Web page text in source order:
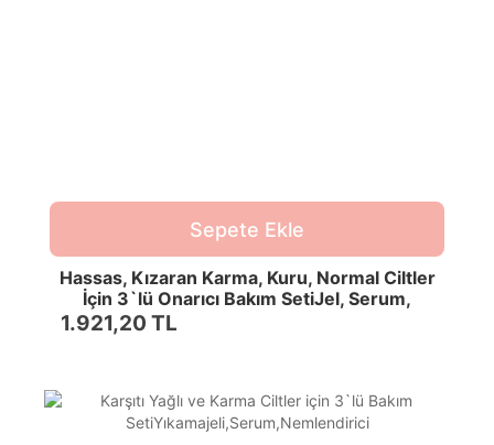
Sepete Ekle
Hassas, Kızaran Karma, Kuru, Normal Ciltler
İçin 3`lü Onarıcı Bakım SetiJel, Serum,
1.921,20 TL